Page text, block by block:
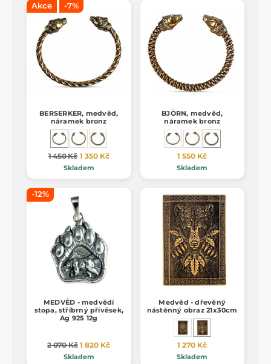
Akce -7%
BERSERKER, medvěd,
náramek bronz
1 450 Kč 1 350 Kč
Skladem
BJÖRN, medvěd,
náramek bronz
1 550 Kč
Skladem
-12%
MEDVĚD - medvědí
stopa, stříbrný přívěsek,
Ag 925 12g
2 070 Kč 1 820 Kč
Skladem
Medvěd - dřevěný
nástěnný obraz 21x30cm
1 270 Kč
Skladem